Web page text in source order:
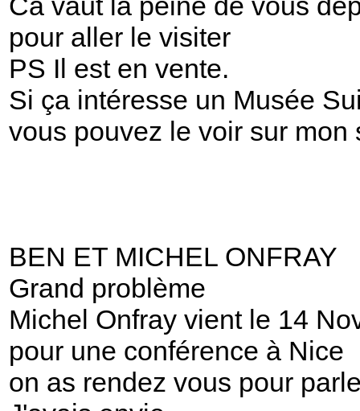
pour aller le visiter
PS Il est en vente.
Si ça intéresse un Musée
vous pouvez le voir sur mon
BEN ET MICHEL ONFRAY
Grand problème
Michel Onfray vient le 14
pour une conférence à Nice
on as rendez vous pour